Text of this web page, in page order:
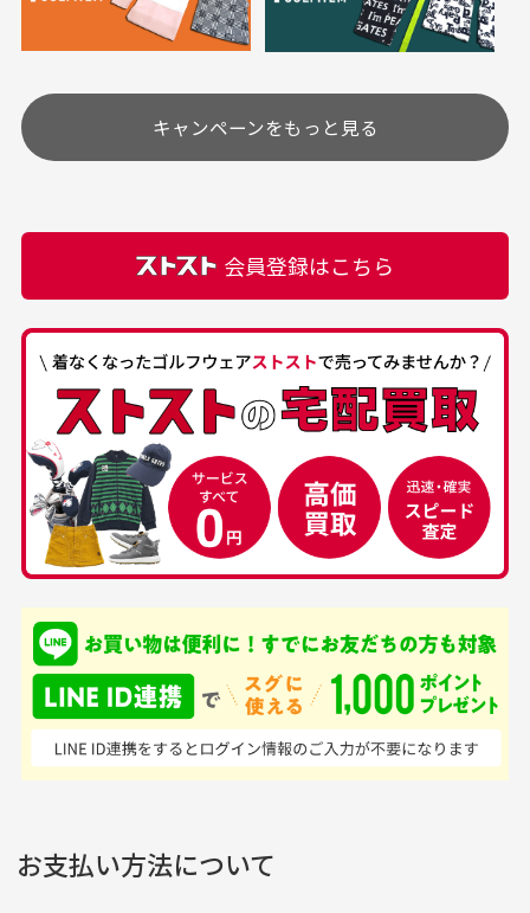
高価なブルゾンがお
購入できました。状態も
最高でした。
いつも素敵な商品を
す
商品をありがとうござい
ます。
30代男性
中古ゴルフウェアの
品揃えがすごい
て、ここまでゴルフブラ
ンドの取り扱いがあるの
はすごい。 毎日たくさ
んの商品がアップされて
いるので新作チェックす
50代男性
安心して中古ウェア
を買えるお店です
品ですが綺麗に梱包され
ており商品を大切にして
いる感が伝わってきまし
た 「フロント部分に汚
れあり」と記載ありまし
定休日はありますか？
土.日.祝日は定休日となっております。
その他の休日につきましてはサイト上にて告知させて
頂きます。
カートの有効時間はありますか？
は自動的にカート内の商品が削除されますのでご注意
下さい。
お気に入り機能をご利用下さい。
り、柔軟剤等)が付着している場合がございます。
付属品について
付属品の記載につきましては、弊社に入荷した時点
ある場合もございます。
経年劣化について
当店では商品の管理には細心の注意を払っておりま
すが、経年により素材の劣化やパーツの強度低下が
生じている場合がございます。
銀行振込（前払い）
入金確認後商品発送となります。
※土曜、日曜、祝日は入金確認及び発送業務は致しておりま
せん。
尚、お振込み手数料はお客様ご負担となります。入金確認後
商品発送となります。
ご注文頂いてから7日以内をお振込み期限とさせ
りますのでご了承くださいませ。
申し込まれた商品と届いた商品が異なっている場合
商品説明に記載されていない汚れやダメージがある商品
の場合
キャンペーンをもっと見る
会員登録はこちら
お支払い方法について